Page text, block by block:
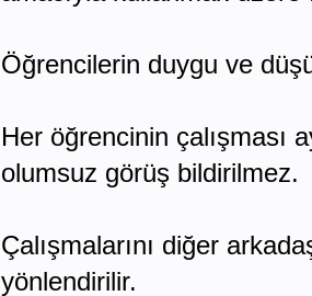
Öğrencilerin duygu ve
Her öğrencinin çalışması
olumsuz görüş bildirilmez.
Çalışmalarını diğer
yönlendirilir.